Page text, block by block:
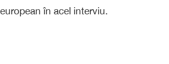
în acel interviu.